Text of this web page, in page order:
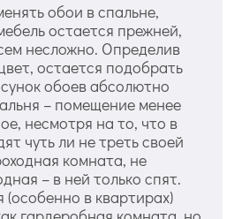
обои в спальне,
остается прежней,
несложно. Определив
остается подобрать
обоев абсолютно
– помещение менее
несмотря на то, что в
чуть ли не треть своей
комната, не
– в ней только спят.
(особенно в квартирах)